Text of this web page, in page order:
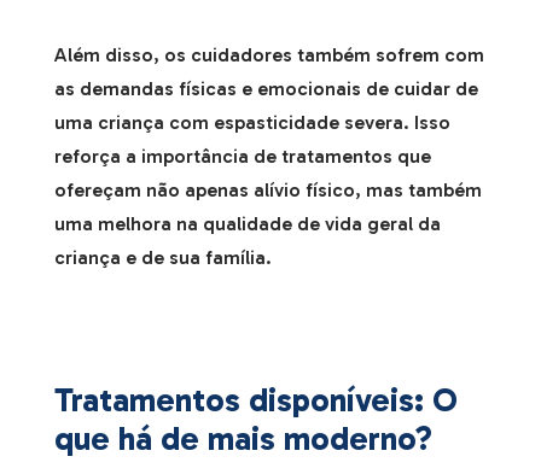
Além disso, os cuidadores também sofrem com
as demandas físicas e emocionais de cuidar de
uma criança com espasticidade severa. Isso
reforça a importância de tratamentos que
ofereçam não apenas alívio físico, mas também
uma melhora na qualidade de vida geral da
criança e de sua família.
Tratamentos disponíveis: O
que há de mais moderno?